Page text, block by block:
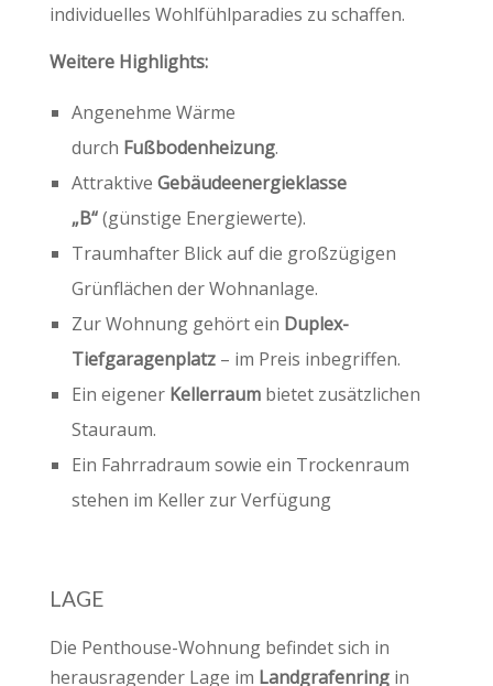
individuelles Wohlfühlparadies zu schaffen.
Weitere Highlights:
Angenehme Wärme
durch Fußbodenheizung.
Attraktive Gebäudeenergieklasse
„B“(günstige Energiewerte).
Traumhafter Blick auf die großzügigen
Grünflächen der Wohnanlage.
Zur Wohnung gehört ein Duplex-
Tiefgaragenplatz – im Preis inbegriffen.
Ein eigener Kellerraum bietet zusätzlichen
Stauraum.
Ein Fahrradraum sowie ein Trockenraum
stehen im Keller zur Verfügung
LAGE
Die Penthouse-Wohnung befindet sich in
herausragender Lage im Landgrafenring in